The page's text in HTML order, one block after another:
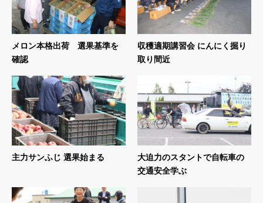
メロン本格出荷 選果基準を
確認
収穫適期講習会 にんにく掘り
取り間近
主力サンふじ 選果始まる
大迫力のスタントで自転車の
交通安全学ぶ